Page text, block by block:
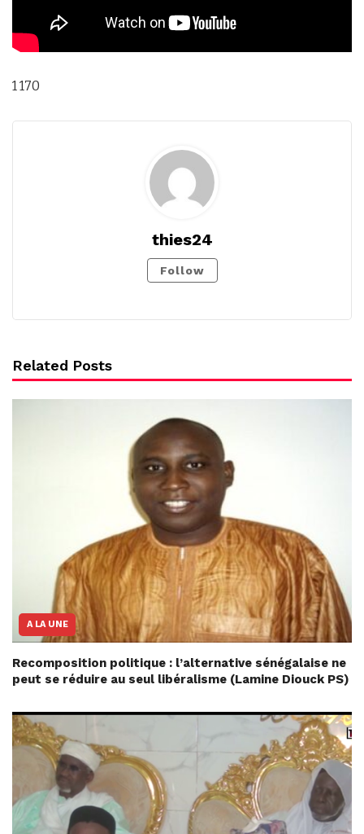
1 170
thies24
Follow
Related Posts
A LA UNE
Recomposition politique : l’alternative sénégalaise ne
peut se réduire au seul libéralisme (Lamine Diouck PS)